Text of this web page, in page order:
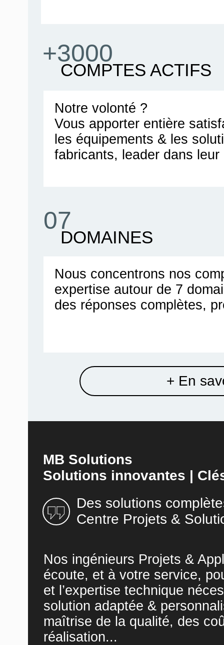
+3000
07
COMPTES ACTIFS
DOMAINES
Notre volonté ?
Vous apporter entière
les équipements & les
fabricants, leader dans leur
Nous concentrons nos
expertise autour de 7
des réponses complètes,
+ En
MB Solutions
Solutions innovantes |
Des solutions
Centre Projets &
Nos ingénieurs Projets &
écoute, et à votre service,
et l’expertise technique
solution adaptée &
maîtrise de la qualité, des
réalisation...